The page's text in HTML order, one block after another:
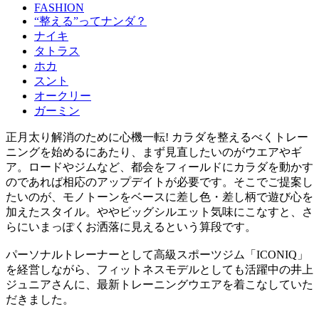
FASHION
“整える”ってナンダ？
ナイキ
タトラス
ホカ
スント
オークリー
ガーミン
正月太り解消のために心機一転! カラダを整えるべくトレー
ニングを始めるにあたり、まず見直したいのがウエアやギ
ア。ロードやジムなど、都会をフィールドにカラダを動かす
のであれば相応のアップデイトが必要です。そこでご提案し
たいのが、モノトーンをベースに差し色・差し柄で遊び心を
加えたスタイル。ややビッグシルエット気味にこなすと、さ
らにいまっぽくお洒落に見えるという算段です。
パーソナルトレーナーとして高級スポーツジム「ICONIQ」
を経営しながら、フィットネスモデルとしても活躍中の井上
ジュニアさんに、最新トレーニングウエアを着こなしていた
だきました。